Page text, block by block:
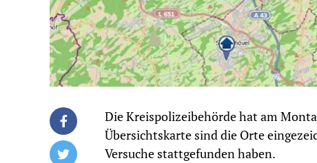
Die Kreispolizeibehörde hat am
Übersichtskarte sind die Orte
Versuche stattgefunden haben.